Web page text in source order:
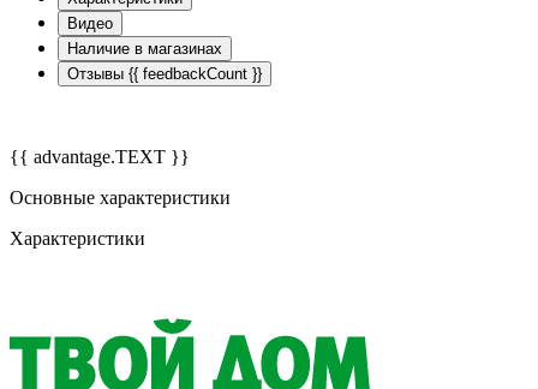
Видео
Наличие в магазинах
Отзывы {{ feedbackCount }}
{{ advantage.TEXT }}
Основные характеристики
Характеристики